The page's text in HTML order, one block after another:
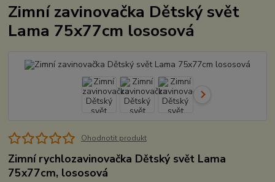
Zimní zavinovačka Dětský svět
Lama 75x77cm lososová
Ohodnotit produkt
Zimní rychlozavinovačka Dětský svět Lama
75x77cm, lososová